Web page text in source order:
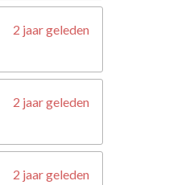
2 jaar geleden
2 jaar geleden
2 jaar geleden